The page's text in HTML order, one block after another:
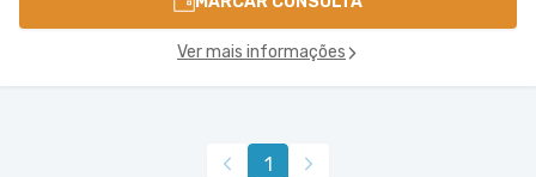
Ver mais informações
1